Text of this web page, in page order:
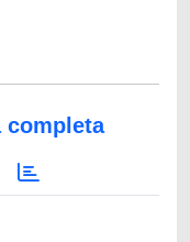
completa